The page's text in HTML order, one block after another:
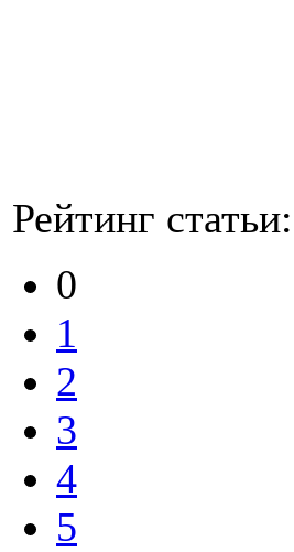
Рейтинг статьи:
0
1
2
3
4
5